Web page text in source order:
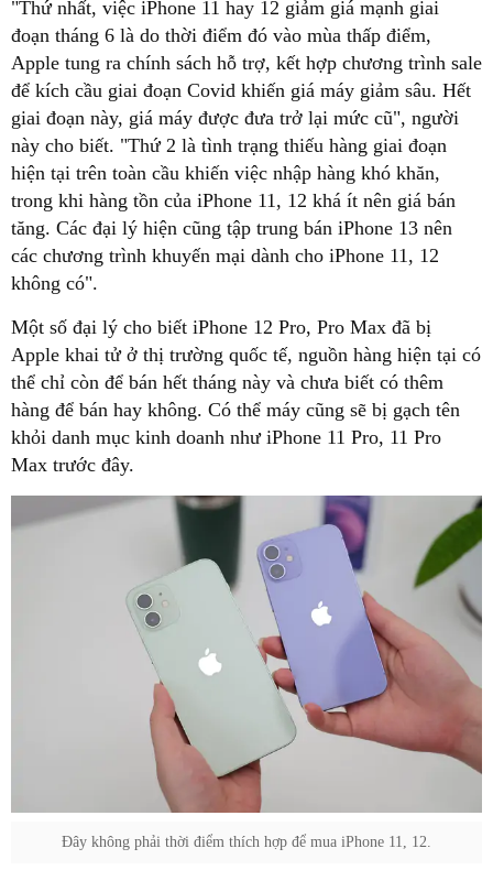
"Thứ nhất, việc iPhone 11 hay 12 giảm giá mạnh giai
đoạn tháng 6 là do thời điểm đó vào mùa thấp điểm,
Apple tung ra chính sách hỗ trợ, kết hợp chương trình sale
để kích cầu giai đoạn Covid khiến giá máy giảm sâu. Hết
giai đoạn này, giá máy được đưa trở lại mức cũ", người
này cho biết. "Thứ 2 là tình trạng thiếu hàng giai đoạn
hiện tại trên toàn cầu khiến việc nhập hàng khó khăn,
trong khi hàng tồn của iPhone 11, 12 khá ít nên giá bán
tăng. Các đại lý hiện cũng tập trung bán iPhone 13 nên
các chương trình khuyến mại dành cho iPhone 11, 12
không có".
Một số đại lý cho biết iPhone 12 Pro, Pro Max đã bị
Apple khai tử ở thị trường quốc tế, nguồn hàng hiện tại có
thể chỉ còn để bán hết tháng này và chưa biết có thêm
hàng để bán hay không. Có thể máy cũng sẽ bị gạch tên
khỏi danh mục kinh doanh như iPhone 11 Pro, 11 Pro
Max trước đây.
Đây không phải thời điểm thích hợp để mua iPhone 11, 12.